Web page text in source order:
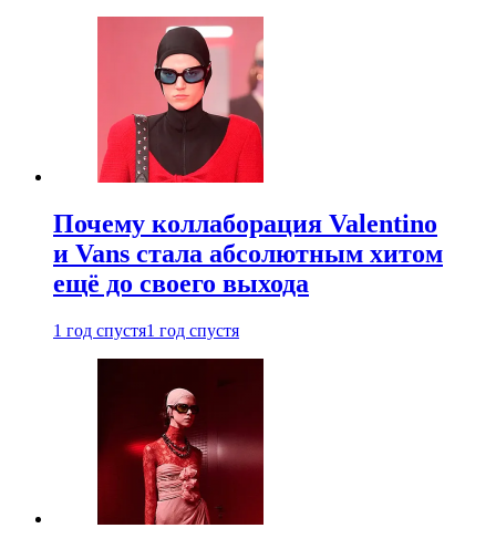
Почему коллаборация Valentino
и Vans стала абсолютным хитом
ещё до своего выхода
1 год спустя1 год спустя